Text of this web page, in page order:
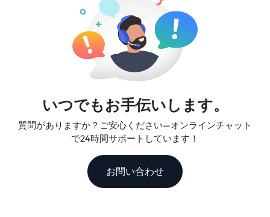
いつでもお手伝いします。
質問がありますか？ご安心ください—オンラインチャット
で24時間サポートしています！
お問い合わせ